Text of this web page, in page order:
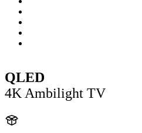
QLED
4K Ambilight TV